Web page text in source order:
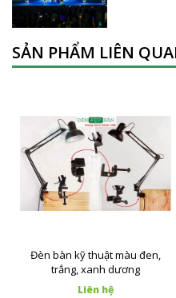
SẢN PHẨM LIÊN
Đèn bàn kỹ thuật màu đen,
trắng, xanh dương
Liên hệ